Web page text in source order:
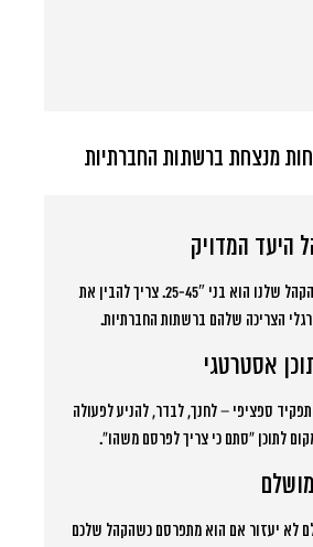
לא מספיק לדעת ש”הקהל שלנו הוא בני 25-45″. צריך להבין את
הצריכה שלהם ברשתות החברתיות.
ספציפי – לחנך, לבדר, להניע לפעולה
לתוכן “סתם כי צריך לפרסם משהו”.
לא יעזור אם הוא מתפרסם כשהקהל שלכם